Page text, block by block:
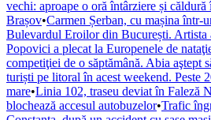
vechi: aproape o oră întârziere și
Brașov•Carmen Șerban, cu mașina într-
Bulevardul Eroilor din București. Artista
Popovici a plecat la Europenele de
competiţiei de o săptămână. Abia aştept
turiști pe litoral în acest weekend. Peste
mare•Linia 102, traseu deviat în Faleză
blochează accesul autobuzelor•Trafic